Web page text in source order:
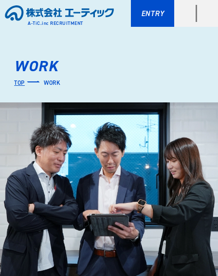
A-TiC.inc RECRUITMENT
ENTRY
WORK
TOP WORK